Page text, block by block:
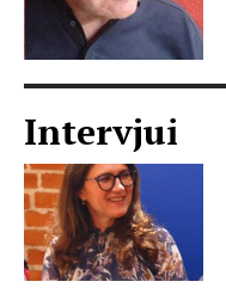
Intervjui